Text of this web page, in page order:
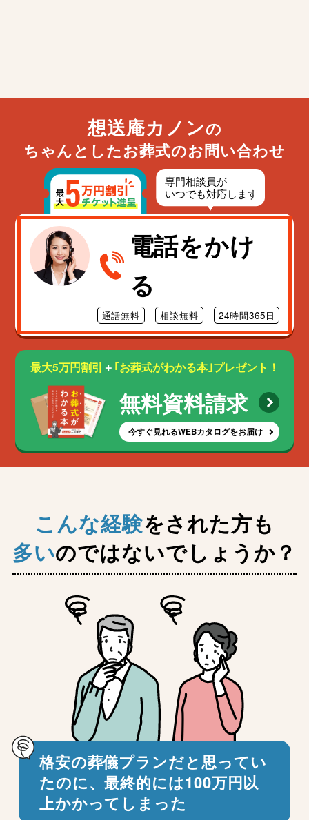
想送庵カノンの
ちゃんとしたお葬式のお問い合わせ
電話をかけ
る
通話無料 相談無料 24時間365日
最大5万円割引 ＋ ｢お葬式がわかる本｣プレゼント！
無料資料請求
今すぐ見れるWEBカタログをお届け
こんな経験をされた方も
多いのではないでしょうか？
格安の葬儀プランだと思ってい
たのに、最終的には100万円以
上かかってしまった